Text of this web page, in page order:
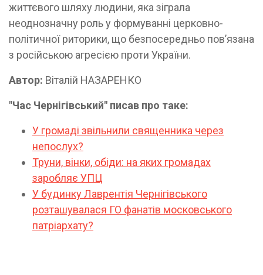
життєвого шляху людини, яка зіграла
неоднозначну роль у формуванні церковно-
політичної риторики, що безпосередньо пов’язана
з російською агресією проти України.
Автор: Віталій НАЗАРЕНКО
"Час Чернігівський" писав про таке:
У громаді звільнили священника через
непослух?
Труни, вінки, обіди: на яких громадах
заробляє УПЦ
У будинку Лаврентія Чернігівського
розташувалася ГО фанатів московського
патріархату?